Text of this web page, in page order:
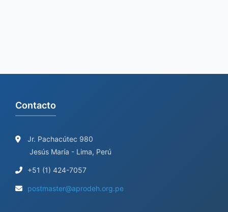
Contacto
Jr. Pachacútec 980
Jesús María - Lima, Perú
+51 (1) 424-7057
postmaster@aprodeh.org.pe